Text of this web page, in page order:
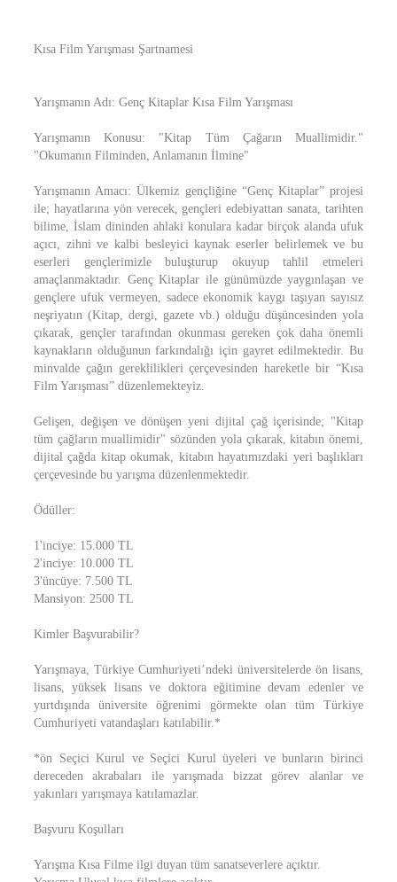
Kısa Film Yarışması Şartnamesi
Yarışmanın Adı: Genç Kitaplar Kısa Film Yarışması
Yarışmanın Konusu: "Kitap Tüm Çağarın Muallimidir."
"Okumanın Filminden, Anlamanın İlmine"
Yarışmanın Amacı: Ülkemiz gençliğine “Genç Kitaplar” projesi
ile; hayatlarına yön verecek, gençleri edebiyattan sanata, tarihten
bilime, İslam dininden ahlaki konulara kadar birçok alanda ufuk
açıcı, zihni ve kalbi besleyici kaynak eserler belirlemek ve bu
eserleri gençlerimizle buluşturup okuyup tahlil etmeleri
amaçlanmaktadır. Genç Kitaplar ile günümüzde yaygınlaşan ve
gençlere ufuk vermeyen, sadece ekonomik kaygı taşıyan sayısız
neşriyatın (Kitap, dergi, gazete vb.) olduğu düşüncesinden yola
çıkarak, gençler tarafından okunması gereken çok daha önemli
kaynakların olduğunun farkındalığı için gayret edilmektedir. Bu
minvalde çağın gereklilikleri çerçevesinden hareketle bir “Kısa
Film Yarışması” düzenlemekteyiz.
Gelişen, değişen ve dönüşen yeni dijital çağ içerisinde; "Kitap
tüm çağların muallimidir" sözünden yola çıkarak, kitabın önemi,
dijital çağda kitap okumak, kitabın hayatımızdaki yeri başlıkları
çerçevesinde bu yarışma düzenlenmektedir.
Ödüller:
1'inciye: 15.000 TL
2'inciye: 10.000 TL
3'üncüye: 7.500 TL
Mansiyon: 2500 TL
Kimler Başvurabilir?
Yarışmaya, Türkiye Cumhuriyeti’ndeki üniversitelerde ön lisans,
lisans, yüksek lisans ve doktora eğitimine devam edenler ve
yurtdışında üniversite öğrenimi görmekte olan tüm Türkiye
Cumhuriyeti vatandaşları katılabilir.*
*ön Seçici Kurul ve Seçici Kurul üyeleri ve bunların birinci
dereceden akrabaları ile yarışmada bizzat görev alanlar ve
yakınları yarışmaya katılamazlar.
Başvuru Koşulları
Yarışma Kısa Filme ilgi duyan tüm sanatseverlere açıktır.